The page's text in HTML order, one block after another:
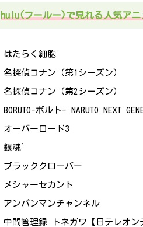
hulu(フールー)で見れる人気アニ
はたらく細胞
名探偵コナン（第1シーズン）
名探偵コナン（第2シーズン）
BORUTO-ボルト- NARUTO NEXT
オーバーロード3
銀魂゜
ブラッククローバー
メジャーセカンド
アンパンマンチャンネル
中間管理録 トネガワ【日テレオン